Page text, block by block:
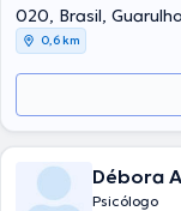
020, Brasil,
0,6 km
Débora
Psicólogo